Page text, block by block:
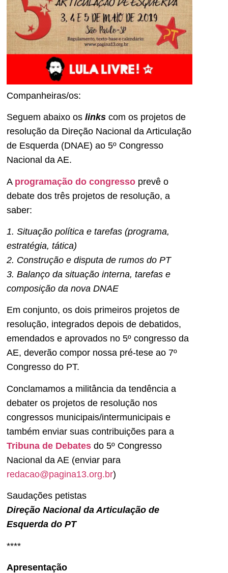
Companheiras/os:
Seguem abaixo os links com os projetos de
resolução da Direção Nacional da Articulação
de Esquerda (DNAE) ao 5º Congresso
Nacional da AE.
A programação do congresso prevê o
debate dos três projetos de resolução, a
saber:
1. Situação política e tarefas (programa,
estratégia, tática)
2. Construção e disputa de rumos do PT
3. Balanço da situação interna, tarefas e
composição da nova DNAE
Em conjunto, os dois primeiros projetos de
resolução, integrados depois de debatidos,
emendados e aprovados no 5º congresso da
AE, deverão compor nossa pré-tese ao 7º
Congresso do PT.
Conclamamos a militância da tendência a
debater os projetos de resolução nos
congressos municipais/intermunicipais e
também enviar suas contribuições para a
Tribuna de Debates do 5º Congresso
Nacional da AE (enviar para
redacao@pagina13.org.br)
Saudações petistas
Direção Nacional da Articulação de
Esquerda do PT
****
Apresentação